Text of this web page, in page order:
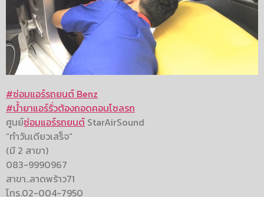
#ซ่อมแอร์รถยนต์ Benz
#น้ำยาแอร์รั่วต้องถอดคอนโซลรถ
ศูนย์ซ่อมแอร์รถยนต์ StarAirSound
“ทำวันเดียวเสร็จ”
(มี 2 สาขา)
083-9990967
สาขา..ลาดพร้าว71
โทร.02-004-7950